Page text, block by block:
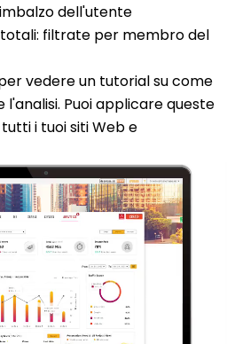
dell'utente
totali: filtrate per membro del
vedere un tutorial su come
l'analisi. Puoi applicare queste
i tuoi siti Web e